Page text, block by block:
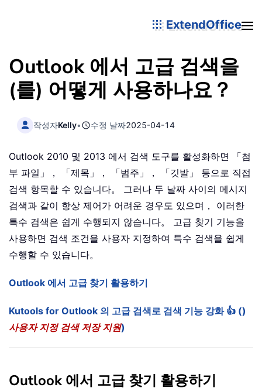
ExtendOffice
Outlook 에서 고급 검색을
(를) 어떻게 사용하나요？
작성자Kelly• 수정 날짜2025-04-14
Outlook 2010 및 2013 에서 검색 도구를 활성화하면 「첨
부 파일」， 「제목」， 「범주」， 「깃발」 등으로 직접
검색 항목할 수 있습니다。 그러나 두 날짜 사이의 메시지
검색과 같이 항상 제어가 어려운 경우도 있으며， 이러한
특수 검색은 쉽게 수행되지 않습니다。 고급 찾기 기능을
사용하면 검색 조건을 사용자 지정하여 특수 검색을 쉽게
수행할 수 있습니다。
Outlook 에서 고급 찾기 활용하기
Kutools for Outlook 의 고급 검색로 검색 기능 강화 👍 ()
사용자 지정 검색 저장 지원)
Outlook 에서 고급 찾기 활용하기